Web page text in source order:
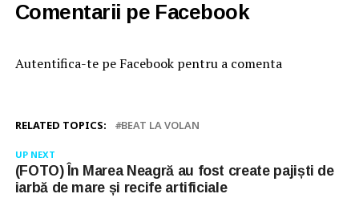
Comentarii pe Facebook
Autentifica-te pe Facebook pentru a comenta
RELATED TOPICS: BEAT LA VOLAN
UP NEXT
(FOTO) În Marea Neagră au fost create pajiști de
iarbă de mare și recife artificiale